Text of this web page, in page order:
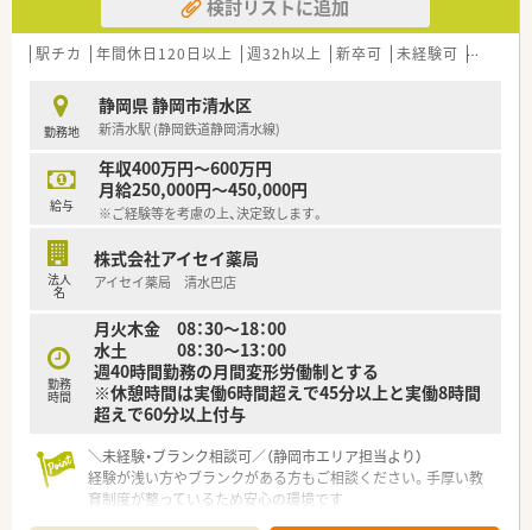
検討リストに追加
駅チカ 年間休日120日以上 週32h以上 新卒可 未経験可 ブラン
勤務地
静岡県 静岡市清水区
新清水駅 (静岡鉄道静岡清水線)
給与
年収400万円～600万円
月給250,000円～450,000円
※ご経験等を考慮の上、決定致します。
法人
名
株式会社アイセイ薬局
アイセイ薬局 清水巴店
勤務
時間
月火木金 08：30～18：00
水土 08：30～13：00
週40時間勤務の月間変形労働制とする
※休憩時間は実働6時間超えで45分以上と実働8時間
超えで60分以上付与
＼未経験・ブランク相談可／（静岡市エリア担当より）
経験が浅い方やブランクがある方もご相談ください。手厚い教
育制度が整っているため安心の環境です